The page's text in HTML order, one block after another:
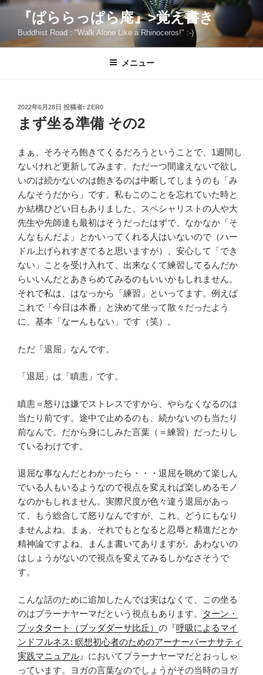
コ
ン
『ぱららっぱら庵』>覚え書き
Buddhist Road : "Walk Alone Like a Rhinoceros!" :-)
メニュー
投
日:
2022年6月28日 投稿者: ZER0
まず坐る準備 その2
まぁ、そろそろ飽きてくるだろうということで、1週間し
ないけれど更新してみます。ただ一つ間違えないで欲し
いのは続かないのは飽きるのは中断してしまうのも「み
んなそうだから」です。私もこのことを忘れていた時と
か結構ひどい日もありました。スペシャリストの人や大
先生や先師達も最初はそうだったはずで、なかなか「そ
んなもんだよ」とかいってくれる人はいないので（ハー
ドル上げられすぎてると思いますが）、安心して「でき
ない」ことを受け入れて、出来なくて練習してるんだか
らいいんだとあきらめてみるのもいいかもしれません。
それで私は、はなっから「練習」といってます。例えば
これで「今日は本番」と決めて坐って散々だったよう
に、基本「なーんもない」です（笑）。
ただ「退屈」なんです。
「退屈」は「瞋恚」です。
瞋恚＝怒りは嫌でストレスですから、やらなくなるのは
当たり前です。途中で止めるのも、続かないのも当たり
前なんで。だから身にしみた言葉（＝練習）だったりし
ているわけです。
退屈な事なんだとわかったら・・・退屈を眺めて楽しん
でいる人もいるようなので視点を変えれば楽しめるモノ
なのかもしれません。実際尺度が色々違う退屈があっ
て、もう総合して怒りなんですが、これ、どうにもなり
ませんよね。まぁ、それでもとなると忍辱と精進だとか
精神論ですよね、まんま書いてありますが。あわないの
はしょうがないので視点を変えてみるしかなさそうで
す。
こんな話のために追加したんでは実はなくて、この坐る
のはプラーナヤーマだという視点もあります。
ターン・
プッタタート（ブッダダーサ比丘） の『呼吸によるマイ
ンドフルネス: 瞑想初心者のためのアーナーパーナサティ
実践マニュアル 』においてプラーナヤーマだとおっしゃ
っています。ヨガの言葉なのでしょうがその当時のヨガ